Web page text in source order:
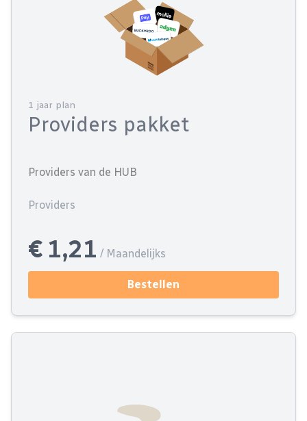
1 jaar plan
Providers pakket
Providers van de HUB
Providers
€ 1,21 / Maandelijks
Bestellen